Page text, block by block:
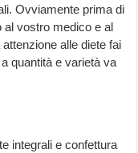
Ovviamente prima di
al vostro medico e al
alle diete fai
quantità e varietà va
integrali e confettura